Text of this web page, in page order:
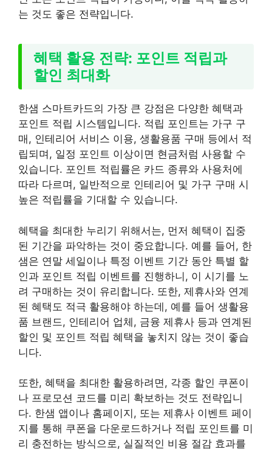
는 것도 좋은 전략입니다.
혜택 활용 전략: 포인트 적립과
할인 최대화
한샘 스마트카드의 가장 큰 강점은 다양한 혜택과
포인트 적립 시스템입니다. 적립 포인트는 가구 구
매, 인테리어 서비스 이용, 생활용품 구매 등에서 적
립되며, 일정 포인트 이상이면 현금처럼 사용할 수
있습니다. 포인트 적립률은 카드 종류와 사용처에
따라 다르며, 일반적으로 인테리어 및 가구 구매 시
높은 적립률을 기대할 수 있습니다.
혜택을 최대한 누리기 위해서는, 먼저 혜택이 집중
된 기간을 파악하는 것이 중요합니다. 예를 들어, 한
샘은 연말 세일이나 특정 이벤트 기간 동안 특별 할
인과 포인트 적립 이벤트를 진행하니, 이 시기를 노
려 구매하는 것이 유리합니다. 또한, 제휴사와 연계
된 혜택도 적극 활용해야 하는데, 예를 들어 생활용
품 브랜드, 인테리어 업체, 금융 제휴사 등과 연계된
할인 및 포인트 적립 혜택을 놓치지 않는 것이 좋습
니다.
또한, 혜택을 최대한 활용하려면, 각종 할인 쿠폰이
나 프로모션 코드를 미리 확보하는 것도 전략입니
다. 한샘 앱이나 홈페이지, 또는 제휴사 이벤트 페이
지를 통해 쿠폰을 다운로드하거나 적립 포인트를 미
리 충전하는 방식으로, 실질적인 비용 절감 효과를